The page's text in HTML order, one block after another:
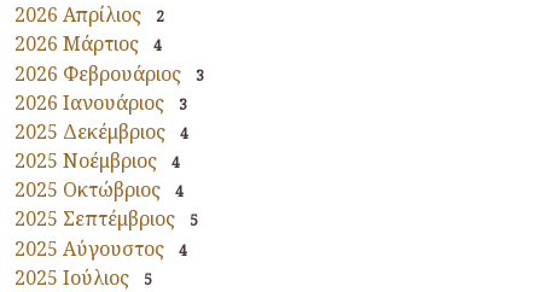
2026 Απρίλιος 2
2026 Μάρτιος 4
2026 Φεβρουάριος 3
2026 Ιανουάριος 3
2025 Δεκέμβριος 4
2025 Νοέμβριος 4
2025 Οκτώβριος 4
2025 Σεπτέμβριος 5
2025 Αύγουστος 4
2025 Ιούλιος 5